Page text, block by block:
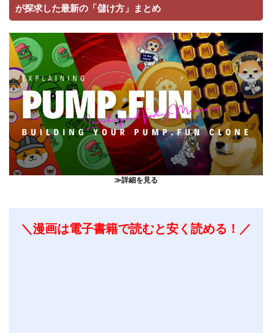
が探求した最新の「儲け方」まとめ
≫詳細を見る
＼漫画は電子書籍で読むと安く読める！／